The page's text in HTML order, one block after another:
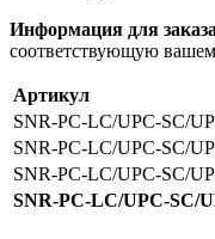
Информация для заказа
соответствующую
Артикул
SNR-PC-LC/UPC-SC/
SNR-PC-LC/UPC-SC/
SNR-PC-LC/UPC-SC/
SNR-PC-LC/UPC-SC/